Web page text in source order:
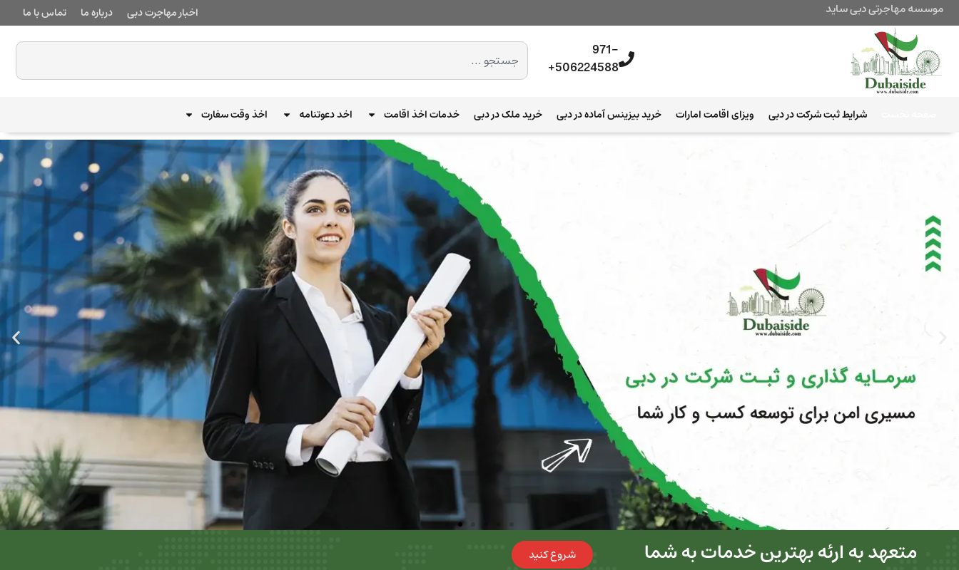
موسسه مهاجرتی دبی ساید اخبار مهاجرت دبی درباره ما تماس با ما
971-
506224588+
شرایط ثبت شرکت در دبی ویزای اقامت امارات خرید بیزینس آماده در دبی خرید ملک در دبی خدمات اخذ اقامت اخد دعوتنامه اخذ وقت سفارت
متعهد به ارئه بهترین خدمات به شما شروع کنید